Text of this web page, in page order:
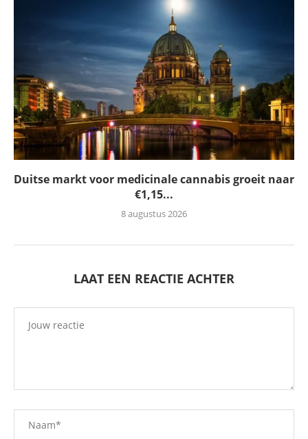
Duitse markt voor medicinale cannabis groeit naar
€1,15...
8 augustus 2026
LAAT EEN REACTIE ACHTER